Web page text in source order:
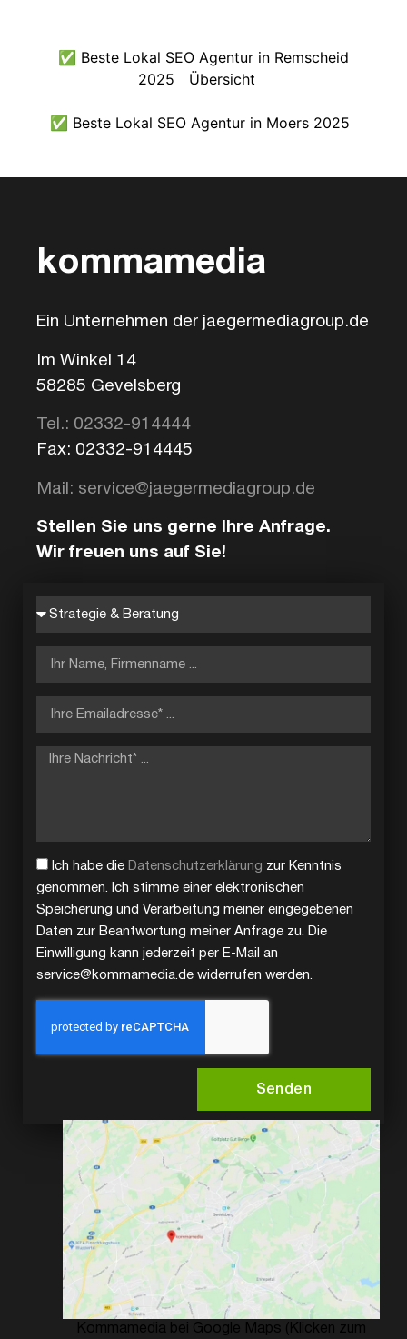
✅ Beste Lokal SEO Agentur in Remscheid
2025
Übersicht
✅ Beste Lokal SEO Agentur in Moers 2025
kommamedia
Ein Unternehmen der jaegermediagroup.de
Im Winkel 14
58285 Gevelsberg
Tel.: 02332-914444
Fax: 02332-914445
Mail: service@jaegermediagroup.de
Stellen Sie uns gerne Ihre Anfrage.
Wir freuen uns auf Sie!
Ich habe die Datenschutzerklärung zur Kenntnis
genommen. Ich stimme einer elektronischen
Speicherung und Verarbeitung meiner eingegebenen
Daten zur Beantwortung meiner Anfrage zu. Die
Einwilligung kann jederzeit per E-Mail an
service@kommamedia.de widerrufen werden.
Senden
Kommamedia bei Google Maps (Klicken zum